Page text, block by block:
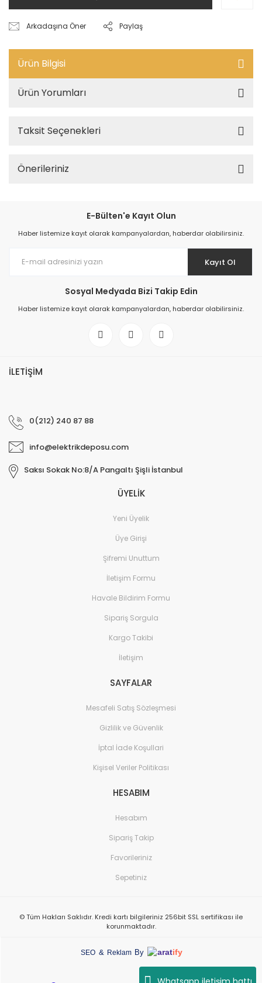
Arkadaşına Öner Paylaş
Ürün Bilgisi
Ürün Yorumları
Taksit Seçenekleri
Önerileriniz
E-Bülten'e Kayıt Olun
Haber listemize kayıt olarak kampanyalardan, haberdar olabilirsiniz.
Kayıt Ol
Sosyal Medyada Bizi Takip Edin
Haber listemize kayıt olarak kampanyalardan, haberdar olabilirsiniz.
İLETİŞİM
0(212) 240 87 88
info@elektrikdeposu.com
Saksı Sokak No:8/A Pangaltı Şişli İstanbul
ÜYELİK
Yeni Üyelik
Üye Girişi
Şifremi Unuttum
İletişim Formu
Havale Bildirim Formu
Sipariş Sorgula
Kargo Takibi
İletişim
SAYFALAR
Mesafeli Satış Sözleşmesi
Gizlilik ve Güvenlik
İptal İade Koşullari
Kişisel Veriler Politikası
HESABIM
Hesabım
Sipariş Takip
Favorileriniz
Sepetiniz
© Tüm Hakları Saklıdır. Kredi kartı bilgileriniz 256bit SSL sertifikası ile
korunmaktadır.
SEO & Reklam By aratify